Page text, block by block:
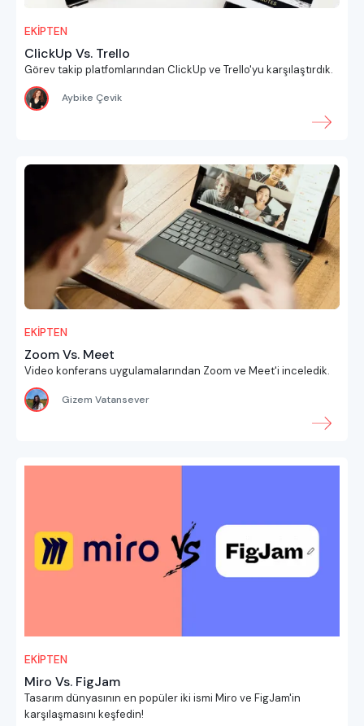
EKİPTEN
ClickUp Vs. Trello
Görev takip platfomlarından ClickUp ve Trello'yu karşılaştırdık.
Aybike Çevik
EKİPTEN
Zoom Vs. Meet
Video konferans uygulamalarından Zoom ve Meet'i inceledik.
Gizem Vatansever
EKİPTEN
Miro Vs. FigJam
Tasarım dünyasının en popüler iki ismi Miro ve FigJam'in
karşılaşmasını keşfedin!